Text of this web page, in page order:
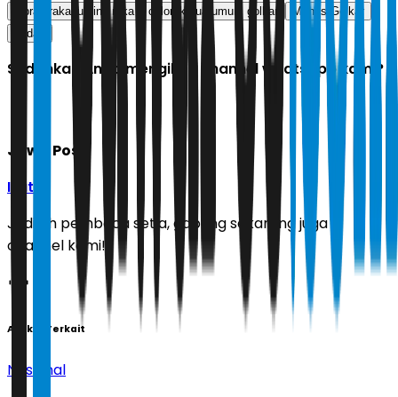
gibran rakabuming raka calon ketua umum golkar
Munas Golkar
qodari
Sudahkah Anda mengikuti channel whatsapp kami?
Jawa Pos
Ikuti
Jadilah pembaca setia, gabung sekarang juga di
channel kami!
Artikel Terkait
Nasional